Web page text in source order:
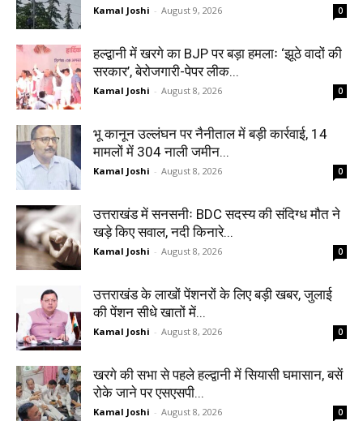
Kamal Joshi - August 9, 2026 0
हल्द्वानी में खरगे का BJP पर बड़ा हमलाः ‘झूठे वादों की
सरकार’, बेरोजगारी-पेपर लीक...
Kamal Joshi - August 8, 2026 0
भू कानून उल्लंघन पर नैनीताल में बड़ी कार्रवाई, 14
मामलों में 304 नाली जमीन...
Kamal Joshi - August 8, 2026 0
उत्तराखंड में सनसनीः BDC सदस्य की संदिग्ध मौत ने
खड़े किए सवाल, नदी किनारे...
Kamal Joshi - August 8, 2026 0
उत्तराखंड के लाखों पेंशनरों के लिए बड़ी खबर, जुलाई
की पेंशन सीधे खातों में...
Kamal Joshi - August 8, 2026 0
खरगे की सभा से पहले हल्द्वानी में सियासी घमासान, बसें
रोके जाने पर एसएसपी...
Kamal Joshi - August 8, 2026 0